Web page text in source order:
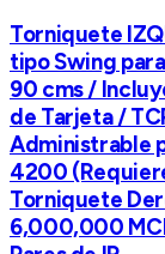
Torniquete
tipo Swing
90 cms /
de Tarjeta /
Administrable
4200
Torniquete
6,000,000